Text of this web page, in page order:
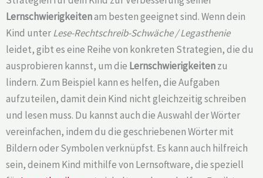
Lernschwierigkeitenam besten geeignet sind. Wenn dein
Kind unterLese-Rechtschreib-Schwäche / Legasthenie
leidet, gibt es eine Reihe von konkreten Strategien, die du
ausprobieren kannst, um die Lernschwierigkeitenzu
lindern. Zum Beispiel kann es helfen, die Aufgaben
aufzuteilen, damit dein Kind nicht gleichzeitig schreiben
und lesen muss. Du kannst auch die Auswahl der Wörter
vereinfachen, indem du die geschriebenen Wörter mit
Bildern oder Symbolen verknüpfst. Es kann auch hilfreich
sein, deinem Kind mithilfe von Lernsoftware, die speziell